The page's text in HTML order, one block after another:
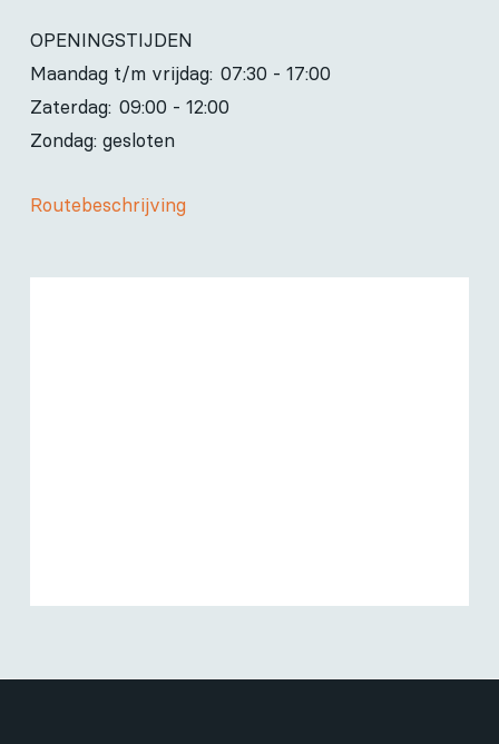
OPENINGSTIJDEN
Maandag t/m vrijdag: 07:30 - 17:00
Zaterdag: 09:00 - 12:00
Zondag: gesloten
Routebeschrijving